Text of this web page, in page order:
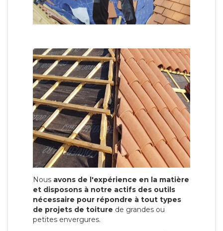
Nous avons de l'expérience en la matière
et disposons à notre actifs des outils
nécessaire pour répondre à tout types
de projets de toiture de grandes ou
petites envergures.